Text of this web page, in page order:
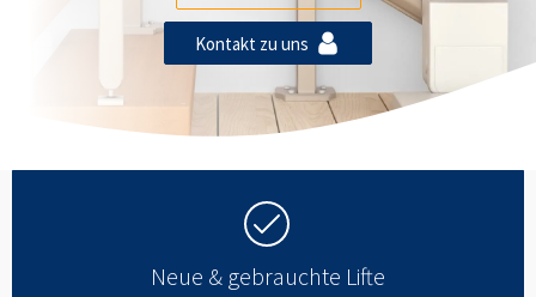
Kontakt zu uns
Neue & gebrauchte Lifte